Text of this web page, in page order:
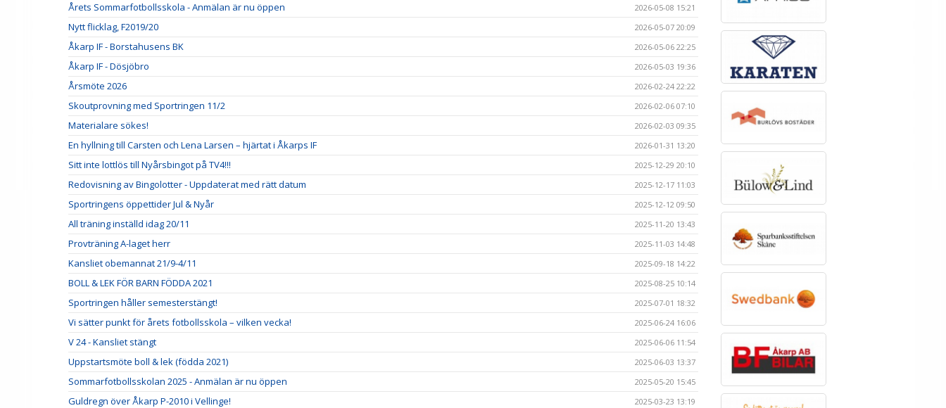
Årets Sommarfotbollsskola - Anmälan är nu öppen 2026-05-08 15:21
Nytt flicklag, F2019/20 2026-05-07 20:09
Åkarp IF - Borstahusens BK 2026-05-06 22:25
Åkarp IF - Dösjöbro 2026-05-03 19:36
Årsmöte 2026 2026-02-24 22:22
Skoutprovning med Sportringen 11/2 2026-02-06 07:10
Materialare sökes! 2026-02-03 09:35
En hyllning till Carsten och Lena Larsen – hjärtat i Åkarps IF 2026-01-31 13:20
Sitt inte lottlös till Nyårsbingot på TV4!!! 2025-12-29 20:10
Redovisning av Bingolotter - Uppdaterat med rätt datum 2025-12-17 11:03
Sportringens öppettider Jul & Nyår 2025-12-12 09:50
All träning inställd idag 20/11 2025-11-20 13:43
Provträning A-laget herr 2025-11-03 14:48
Kansliet obemannat 21/9-4/11 2025-09-18 14:22
BOLL & LEK FÖR BARN FÖDDA 2021 2025-08-25 10:14
Sportringen håller semesterstängt! 2025-07-01 18:32
Vi sätter punkt för årets fotbollsskola – vilken vecka! 2025-06-24 16:06
V 24 - Kansliet stängt 2025-06-06 11:54
Uppstartsmöte boll & lek (födda 2021) 2025-06-03 13:37
Sommarfotbollsskolan 2025 - Anmälan är nu öppen 2025-05-20 15:45
Guldregn över Åkarp P-2010 i Vellinge! 2025-03-23 13:19